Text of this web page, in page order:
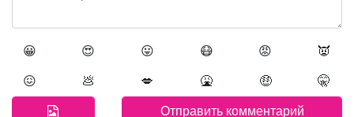
😀 😍 😛 😷 😡 👿
😖 💩 💋 🤮 🤑 🤫